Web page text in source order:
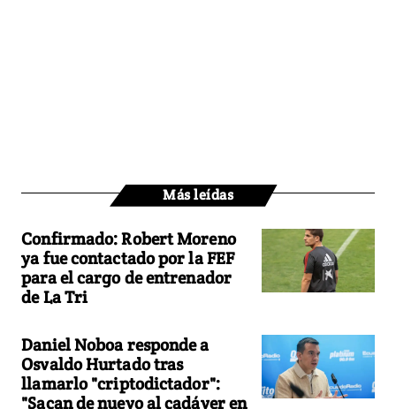
Más leídas
Confirmado: Robert Moreno
ya fue contactado por la FEF
para el cargo de entrenador
de La Tri
Daniel Noboa responde a
Osvaldo Hurtado tras
llamarlo "criptodictador":
"Sacan de nuevo al cadáver en